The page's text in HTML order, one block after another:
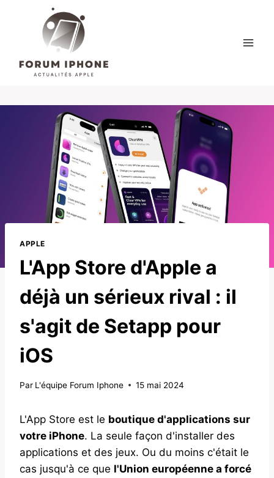
APPLE
L'App Store d'Apple a
déjà un sérieux rival : il
s'agit de Setapp pour
iOS
Par L'équipe Forum Iphone 15 mai 2024
L'App Store est le boutique d'applications sur
votre iPhone. La seule façon d'installer des
applications et des jeux. Ou du moins c'était le
cas jusqu'à ce que l'Union européenne a forcé